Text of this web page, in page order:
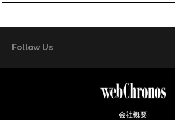
Follow Us
会社概要